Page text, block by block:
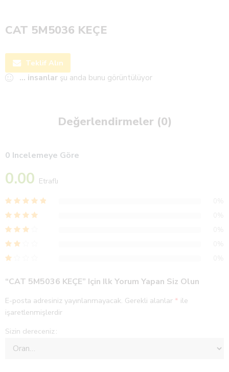
CAT 5M5036 KEÇE
Teklif Alın
... insanlar şu anda bunu görüntülüyor
Değerlendirmeler (0)
0 Incelemeye Göre
0.00 Etraflı
“CAT 5M5036 KEÇE” Için Ilk Yorum Yapan Siz Olun
E-posta adresiniz yayınlanmayacak. Gerekli alanlar * ile
işaretlenmişlerdir
Sizin dereceniz